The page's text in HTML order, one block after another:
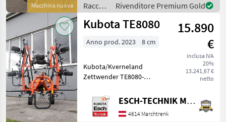
Macchina nuova
Lagerhöhe liegt
Raccolta
mangimi
/
Rivenditore Premium Gold
Kubota TE8080
15.890
€
inclusa IVA
20%
13.241,67 €
netto
Anno prod. 2023 8 cm
Kubota/Kverneland
Zettwender TE8080-
Profilrahmen –
Kreiselgetriebe nicht in die
Trageinheit integriert •
ESCH-TECHNIK Maschinenhandels GmbH, Marchtrenk
4614 Marchtrenk